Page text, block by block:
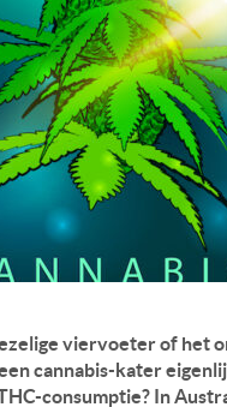
viervoeter of het
cannabis-kater
consumptie? In